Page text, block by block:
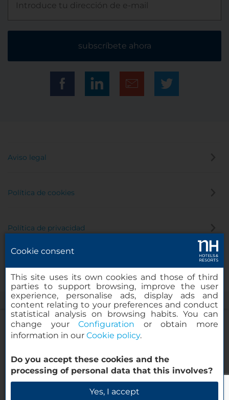
NH Collection Buenos Aires Lancaster
Verificar disponibilidad
subscríbete ahora
Aviso legal
Política de cookies
Política de privacidad
© 2000-2026 MINOR HOTELS EUROPE & AMERICAS Santa Engracia,
Cookie consent
This site uses its own cookies and those of third
parties to support browsing, improve the user
experience, personalise ads, display ads and
content relating to your preferences and conduct
statistical analysis on browsing habits. You can
change yourConfiguration or obtain more
information in our Cookie policy.
Do you accept these cookies and the
processing of personal data that this involves?
Yes, I accept